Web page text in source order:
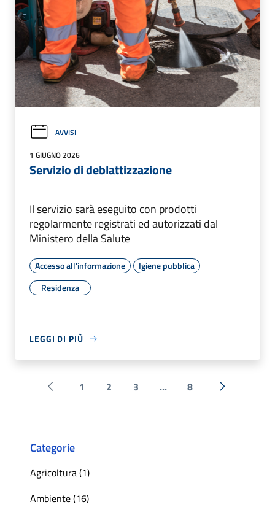
AVVISI
1 GIUGNO 2026
Servizio di deblattizzazione
Il servizio sarà eseguito con prodotti
regolarmente registrati ed autorizzati dal
Ministero della Salute
Accesso all'informazione
Igiene pubblica
Residenza
LEGGI DI PIÙ
Pagina precedente
1 2 3 ... 8 Successiva
Categorie
Agricoltura (1)
Ambiente (16)